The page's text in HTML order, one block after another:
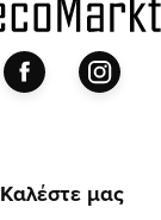
Καλέστε μας